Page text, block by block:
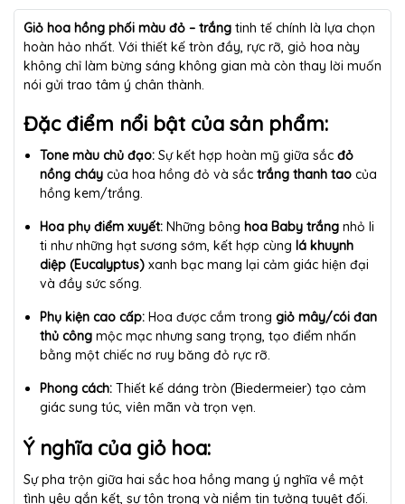
Giỏ hoa hồng phối màu đỏ – trắng tinh tế chính là lựa chọn
hoàn hảo nhất. Với thiết kế tròn đầy, rực rỡ, giỏ hoa này
không chỉ làm bừng sáng không gian mà còn thay lời muốn
nói gửi trao tâm ý chân thành.
Đặc điểm nổi bật của sản phẩm:
Tone màu chủ đạo: Sự kết hợp hoàn mỹ giữa sắcđỏ
nồng cháy của hoa hồng đỏ và sắctrắng thanh tao của
hồng kem/trắng.
Hoa phụ điểm xuyết: Những bônghoa Baby trắng nhỏ li
ti như những hạt sương sớm, kết hợp cùnglá khuynh
diệp (Eucalyptus) xanh bạc mang lại cảm giác hiện đại
và đầy sức sống.
Phụ kiện cao cấp: Hoa được cắm tronggiỏ mây/cói đan
thủ công mộc mạc nhưng sang trọng, tạo điểm nhấn
bằng một chiếc nơ ruy băng đỏ rực rỡ.
Phong cách: Thiết kế dáng tròn (Biedermeier) tạo cảm
giác sung túc, viên mãn và trọn vẹn.
Ý nghĩa của giỏ hoa:
Sự pha trộn giữa hai sắc hoa hồng mang ý nghĩa về một
tình yêu gắn kết, sự tôn trọng và niềm tin tưởng tuyệt đối.